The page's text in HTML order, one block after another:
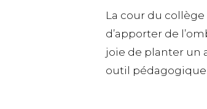
La cour du
d’apporter de
joie de planter un
outil pédagogique